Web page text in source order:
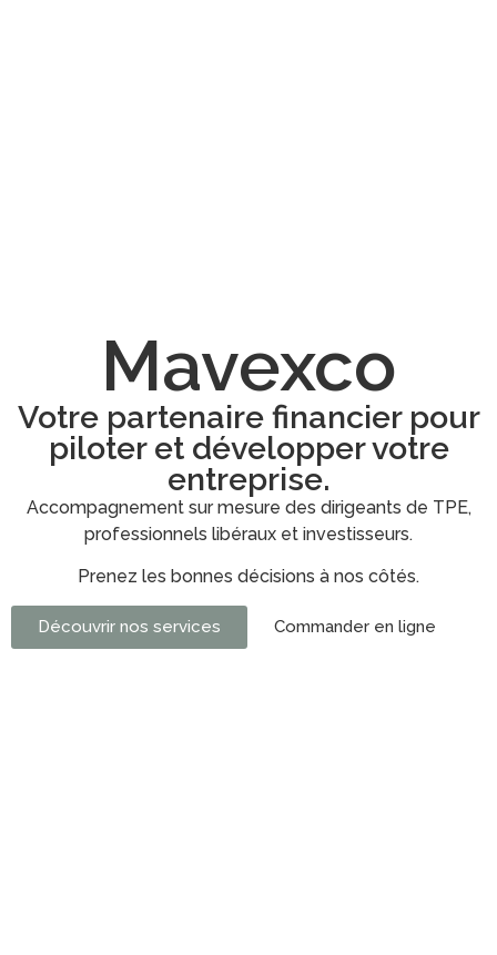
Mavexco
Votre partenaire financier pour
piloter et développer votre
entreprise.
Accompagnement sur mesure des dirigeants de TPE,
professionnels libéraux et investisseurs.
Prenez les bonnes décisions à nos côtés.
Découvrir nos services Commander en ligne